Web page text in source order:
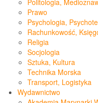
Politologia,
Prawo
Psychologia,
Rachunkowość,
Religia
Socjologia
Sztuka, Kultura
Technika Morska
Transport, Logistyka
Wydawnictwo